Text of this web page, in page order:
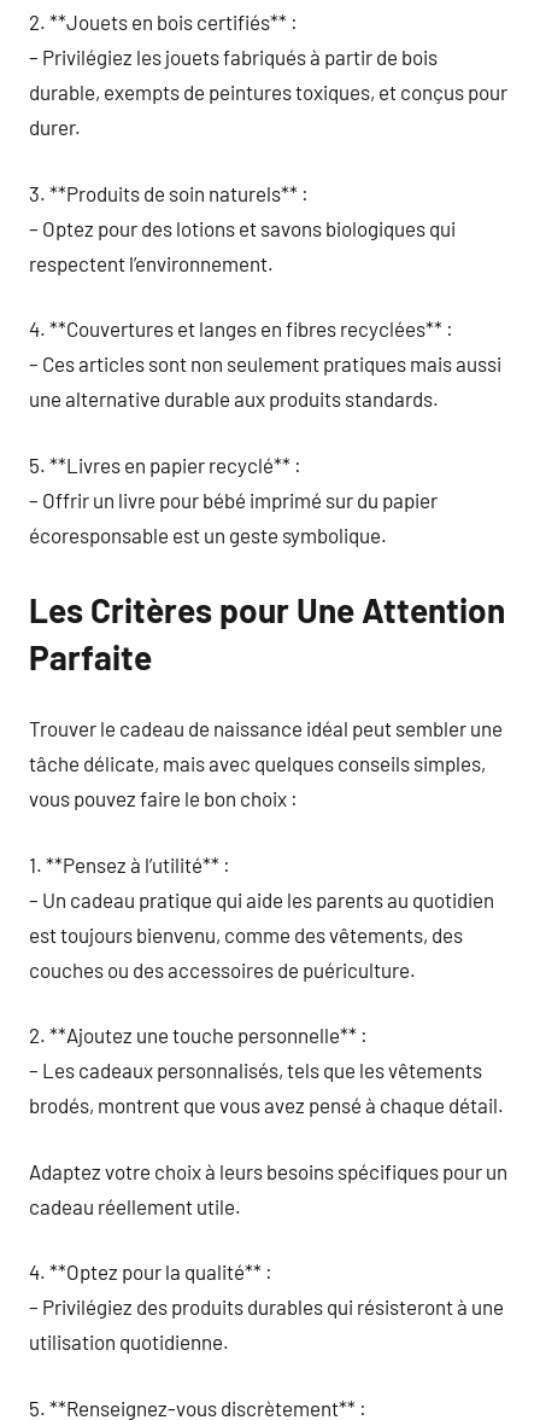
2. **Jouets en bois certifiés** :
– Privilégiez les jouets fabriqués à partir de bois
durable, exempts de peintures toxiques, et conçus pour
durer.
3. **Produits de soin naturels** :
– Optez pour des lotions et savons biologiques qui
respectent l’environnement.
4. **Couvertures et langes en fibres recyclées** :
– Ces articles sont non seulement pratiques mais aussi
une alternative durable aux produits standards.
5. **Livres en papier recyclé** :
– Offrir un livre pour bébé imprimé sur du papier
écoresponsable est un geste symbolique.
Les Critères pour Une Attention
Parfaite
Trouver le cadeau de naissance idéal peut sembler une
tâche délicate, mais avec quelques conseils simples,
vous pouvez faire le bon choix :
1. **Pensez à l’utilité** :
– Un cadeau pratique qui aide les parents au quotidien
est toujours bienvenu, comme des vêtements, des
couches ou des accessoires de puériculture.
2. **Ajoutez une touche personnelle** :
– Les cadeaux personnalisés, tels que les vêtements
brodés, montrent que vous avez pensé à chaque détail.
Adaptez votre choix à leurs besoins spécifiques pour un
cadeau réellement utile.
4. **Optez pour la qualité** :
– Privilégiez des produits durables qui résisteront à une
utilisation quotidienne.
5. **Renseignez-vous discrètement** :